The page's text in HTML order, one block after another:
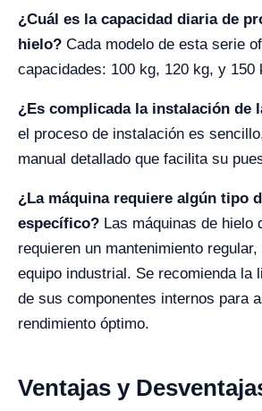
¿Cuál es la capacidad diaria de
hielo? Cada modelo de esta serie
capacidades: 100 kg, 120 kg, y 150
¿Es complicada la instalación de
el proceso de instalación es
manual detallado que facilita su
¿La máquina requiere algún tipo
específico? Las máquinas de hielo
requieren un mantenimiento
equipo industrial. Se recomienda la
de sus componentes internos para
rendimiento óptimo.
Ventajas y